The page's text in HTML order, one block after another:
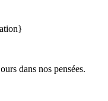
dans nos pensées.